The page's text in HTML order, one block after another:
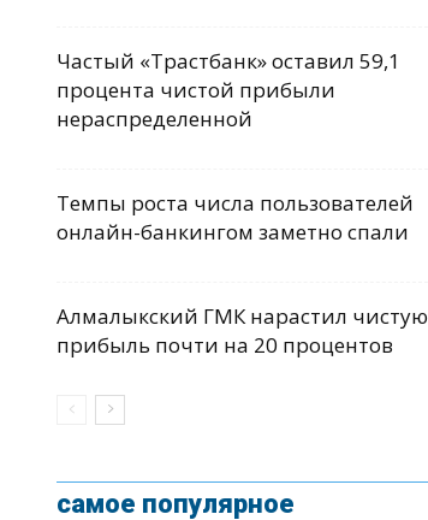
Частый «Трастбанк» оставил 59,1
процента чистой прибыли
нераспределенной
Темпы роста числа пользователей
онлайн-банкингом заметно спали
Алмалыкский ГМК нарастил чистую
прибыль почти на 20 процентов
самое популярное